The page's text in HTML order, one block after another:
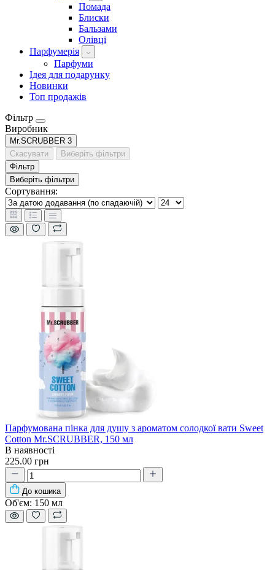
Помада
Блиски
Бальзами
Олівці
Парфумерія
Парфуми
Ідея для подарунку
Новинки
Топ продажів
Фільтр
Виробник
Mr.SCRUBBER 3
Скасувати
Виберіть фільтри
Фільтр
Виберіть фільтри
Сортування:
Парфумована пінка для душу з ароматом солодкої вати Sweet
Cotton Mr.SCRUBBER, 150 мл
В наявності
225.00 грн
До кошика
Об'єм: 150 мл